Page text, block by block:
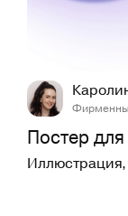
Постер
Иллюстрация,